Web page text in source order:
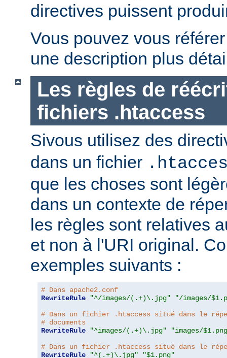
directives puissent
Vous pouvez vous
une description plus
Les règles de
fichiers .htaccess
Sivous utilisez des
dans un fichier
que les choses sont
dans un contexte de
les règles sont relatives
et non à l'URI original.
exemples suivants :
# Dans apache2.conf
RewriteRule
"^/images/(.+)\.jpg"
"/images/
# Dans un fichier .htaccess situé dans le
# documents
RewriteRule
"^images/(.+)\.jpg"
"images/
# Dans un fichier .htaccess situé dans le
RewriteRule
"^(.+)\.jpg" "$1.png"